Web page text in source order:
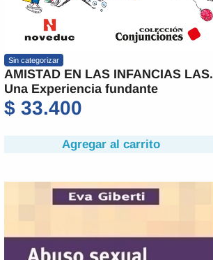
Sin categorizar
AMISTAD EN LAS INFANCIAS LAS.
Una Experiencia fundante
$33.400
Agregar al carrito